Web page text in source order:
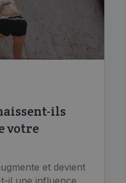
ils
votre
et devient